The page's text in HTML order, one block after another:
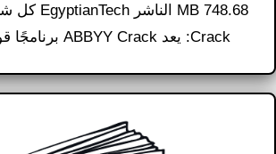
Crack: يعد ABBYY Crack برنامجًا قويًا يتيح لك…